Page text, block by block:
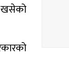
खसेको